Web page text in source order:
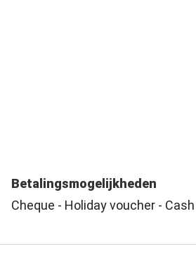
Betalingsmogelijkheden
Cheque - Holiday voucher - Cash